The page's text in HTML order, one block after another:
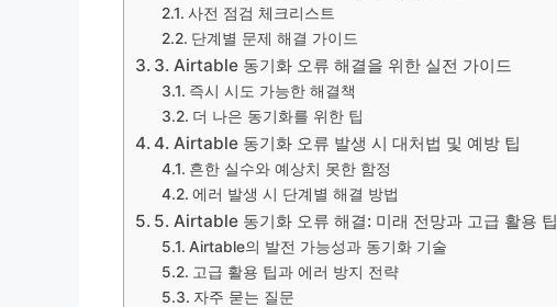
사전 점검 체크리스트
단계별 문제 해결 가이드
3. Airtable 동기화 오류 해결을 위한 실전 가이드
즉시 시도 가능한 해결책
더 나은 동기화를 위한 팁
4. Airtable 동기화 오류 발생 시 대처법 및 예방 팁
흔한 실수와 예상치 못한 함정
에러 발생 시 단계별 해결 방법
5. Airtable 동기화 오류 해결: 미래 전망과 고급 활용 팁
Airtable의 발전 가능성과 동기화 기술
고급 활용 팁과 에러 방지 전략
자주 묻는 질문